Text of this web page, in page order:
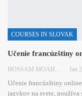
COURSES IN SLOVAK
Učenie francúzštiny
HOSSAM MOAHMED Jan
Učenie francúzštiny online
jazykov na svete, používa